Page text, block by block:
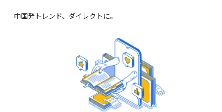
中国発トレンド、ダイレクトに。